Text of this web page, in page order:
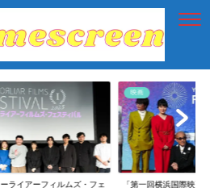
ーライアーフィルムズ・フェ
映画
「第一回横浜国際映画